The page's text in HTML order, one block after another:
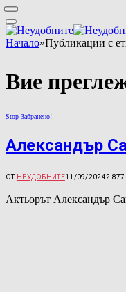
Начало»Публикации с
Вие
Stop Забранено!
Александър
ОТ НЕУДОБНИТЕ11/09/20242 877
Актьорът Александър